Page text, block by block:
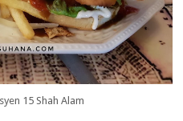
15 Shah Alam